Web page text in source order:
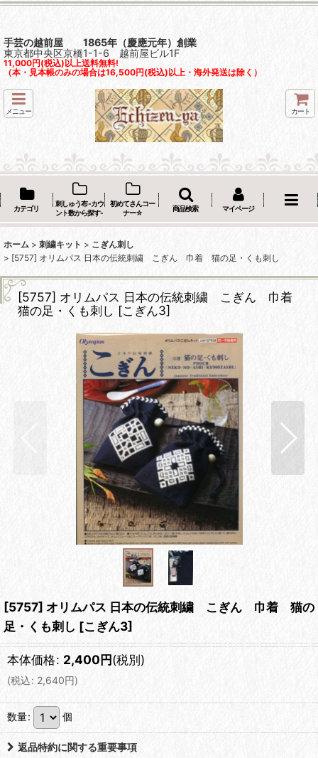
手芸の越前屋 1865年（慶應元年）創業
東京都中央区京橋1-1-6 越前屋ビル1F
11,000円(税込)以上送料無料!
（本・見本帳のみの場合は16,500円(税込)以上・海外発送は除く）
メニュー カート
カテゴリ
刺しゅう布 -カウ
ント数から探す-
初めてさんコー
ナー☆
商品検索 マイページ
ホーム > 刺繍キット > こぎん刺し
> [5757] オリムパス 日本の伝統刺繍 こぎん 巾着 猫の足・くも刺し
[5757] オリムパス 日本の伝統刺繍 こぎん 巾着
猫の足・くも刺し [こぎん3]
[5757] オリムパス 日本の伝統刺繍 こぎん 巾着 猫の
足・くも刺し [こぎん3]
本体価格: 2,400円(税別)
(税込: 2,640円)
数量: 個
返品特約に関する重要事項